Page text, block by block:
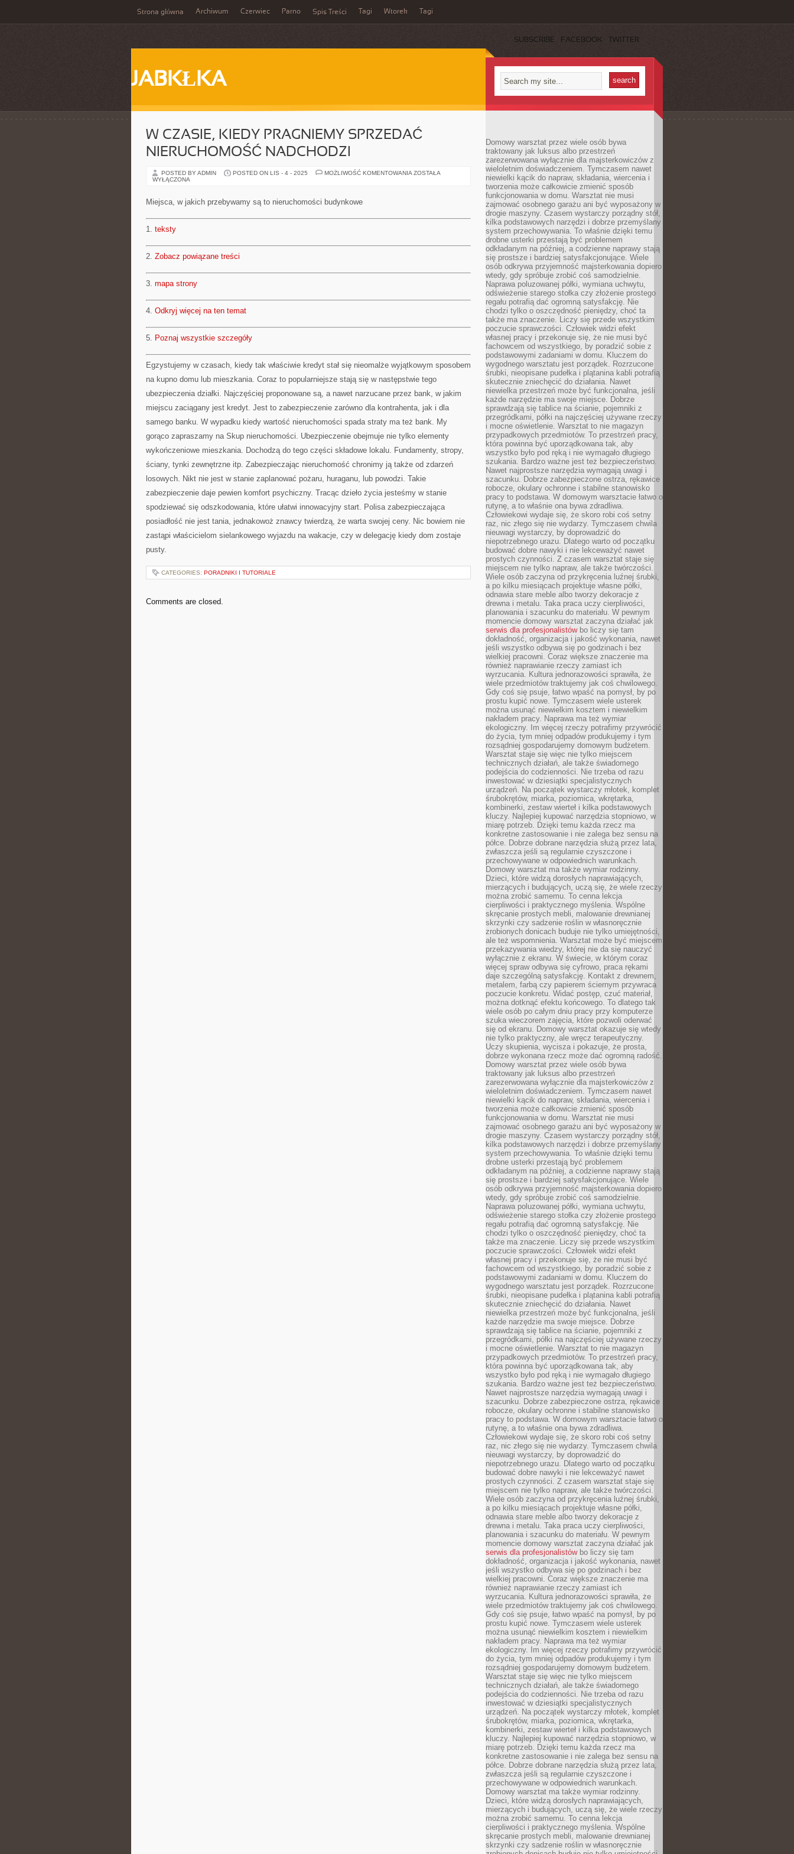
Strona główna Archiwum Czerwiec Parno Spis Treści Tagi Wtorek Tagi
SUBSCRIBE FACEBOOK TWITTER
JABKŁKA
W CZASIE, KIEDY PRAGNIEMY SPRZEDAĆ
NIERUCHOMOŚĆ NADCHODZI
POSTED BY ADMIN POSTED ON LIS - 4 - 2025 MOŻLIWOŚĆ KOMENTOWANIA W
ZOSTAŁA
WYŁĄCZONA
Miejsca, w jakich przebywamy są to nieruchomości budynkowe
1. teksty
2. Zobacz powiązane treści
3. mapa strony
4. Odkryj więcej na ten temat
5. Poznaj wszystkie szczegóły
Egzystujemy w czasach, kiedy tak właściwie kredyt stał się nieomalże wyjątkowym sposobem
na kupno domu lub mieszkania. Coraz to popularniejsze stają się w następstwie tego
ubezpieczenia działki. Najczęściej proponowane są, a nawet narzucane przez bank, w jakim
miejscu zaciągany jest kredyt. Jest to zabezpieczenie zarówno dla kontrahenta, jak i dla
samego banku. W wypadku kiedy wartość nieruchomości spada straty ma też bank. My
gorąco zapraszamy na Skup nieruchomości. Ubezpieczenie obejmuje nie tylko elementy
wykończeniowe mieszkania. Dochodzą do tego części składowe lokalu. Fundamenty, stropy,
ściany, tynki zewnętrzne itp. Zabezpieczając nieruchomość chronimy ją także od zdarzeń
losowych. Nikt nie jest w stanie zaplanować pożaru, huraganu, lub powodzi. Takie
zabezpieczenie daje pewien komfort psychiczny. Tracąc dzieło życia jesteśmy w stanie
spodziewać się odszkodowania, które ułatwi innowacyjny start. Polisa zabezpieczająca
posiadłość nie jest tania, jednakowoż znawcy twierdzą, że warta swojej ceny. Nic bowiem nie
zastąpi właścicielom sielankowego wyjazdu na wakacje, czy w delegację kiedy dom zostaje
pusty.
CATEGORIES: PORADNIKI I TUTORIALE
Comments are closed.
Domowy warsztat przez wiele osób bywa
traktowany jak luksus albo przestrzeń
zarezerwowana wyłącznie dla majsterkowiczów z
wieloletnim doświadczeniem. Tymczasem nawet
niewielki kącik do napraw, składania, wiercenia i
tworzenia może całkowicie zmienić sposób
funkcjonowania w domu. Warsztat nie musi
zajmować osobnego garażu ani być wyposażony w
drogie maszyny. Czasem wystarczy porządny stół,
kilka podstawowych narzędzi i dobrze przemyślany
system przechowywania. To właśnie dzięki temu
drobne usterki przestają być problemem
odkładanym na później, a codzienne naprawy stają
się prostsze i bardziej satysfakcjonujące. Wiele
osób odkrywa przyjemność majsterkowania dopiero
wtedy, gdy spróbuje zrobić coś samodzielnie.
Naprawa poluzowanej półki, wymiana uchwytu,
odświeżenie starego stołka czy złożenie prostego
regału potrafią dać ogromną satysfakcję. Nie
chodzi tylko o oszczędność pieniędzy, choć ta
także ma znaczenie. Liczy się przede wszystkim
poczucie sprawczości. Człowiek widzi efekt
własnej pracy i przekonuje się, że nie musi być
fachowcem od wszystkiego, by poradzić sobie z
podstawowymi zadaniami w domu. Kluczem do
wygodnego warsztatu jest porządek. Rozrzucone
śrubki, nieopisane pudełka i plątanina kabli potrafią
skutecznie zniechęcić do działania. Nawet
niewielka przestrzeń może być funkcjonalna, jeśli
każde narzędzie ma swoje miejsce. Dobrze
sprawdzają się tablice na ścianie, pojemniki z
przegródkami, półki na najczęściej używane rzeczy
i mocne oświetlenie. Warsztat to nie magazyn
przypadkowych przedmiotów. To przestrzeń pracy,
która powinna być uporządkowana tak, aby
wszystko było pod ręką i nie wymagało długiego
szukania. Bardzo ważne jest też bezpieczeństwo.
Nawet najprostsze narzędzia wymagają uwagi i
szacunku. Dobrze zabezpieczone ostrza, rękawice
robocze, okulary ochronne i stabilne stanowisko
pracy to podstawa. W domowym warsztacie łatwo o
rutynę, a to właśnie ona bywa zdradliwa.
Człowiekowi wydaje się, że skoro robi coś setny
raz, nic złego się nie wydarzy. Tymczasem chwila
nieuwagi wystarczy, by doprowadzić do
niepotrzebnego urazu. Dlatego warto od początku
budować dobre nawyki i nie lekceważyć nawet
prostych czynności. Z czasem warsztat staje się
miejscem nie tylko napraw, ale także twórczości.
Wiele osób zaczyna od przykręcenia luźnej śrubki,
a po kilku miesiącach projektuje własne półki,
odnawia stare meble albo tworzy dekoracje z
drewna i metalu. Taka praca uczy cierpliwości,
planowania i szacunku do materiału. W pewnym
momencie domowy warsztat zaczyna działać jak
serwis dla profesjonalistówbo liczy się tam
dokładność, organizacja i jakość wykonania, nawet
jeśli wszystko odbywa się po godzinach i bez
wielkiej pracowni. Coraz większe znaczenie ma
również naprawianie rzeczy zamiast ich
wyrzucania. Kultura jednorazowości sprawiła, że
wiele przedmiotów traktujemy jak coś chwilowego.
Gdy coś się psuje, łatwo wpaść na pomysł, by po
prostu kupić nowe. Tymczasem wiele usterek
można usunąć niewielkim kosztem i niewielkim
nakładem pracy. Naprawa ma też wymiar
ekologiczny. Im więcej rzeczy potrafimy przywrócić
do życia, tym mniej odpadów produkujemy i tym
rozsądniej gospodarujemy domowym budżetem.
Warsztat staje się więc nie tylko miejscem
technicznych działań, ale także świadomego
podejścia do codzienności. Nie trzeba od razu
inwestować w dziesiątki specjalistycznych
urządzeń. Na początek wystarczy młotek, komplet
śrubokrętów, miarka, poziomica, wkrętarka,
kombinerki, zestaw wierteł i kilka podstawowych
kluczy. Najlepiej kupować narzędzia stopniowo, w
miarę potrzeb. Dzięki temu każda rzecz ma
konkretne zastosowanie i nie zalega bez sensu na
półce. Dobrze dobrane narzędzia służą przez lata,
zwłaszcza jeśli są regularnie czyszczone i
przechowywane w odpowiednich warunkach.
Domowy warsztat ma także wymiar rodzinny.
Dzieci, które widzą dorosłych naprawiających,
mierzących i budujących, uczą się, że wiele rzeczy
można zrobić samemu. To cenna lekcja
cierpliwości i praktycznego myślenia. Wspólne
skręcanie prostych mebli, malowanie drewnianej
skrzynki czy sadzenie roślin w własnoręcznie
zrobionych donicach buduje nie tylko umiejętności,
ale też wspomnienia. Warsztat może być miejscem
przekazywania wiedzy, której nie da się nauczyć
wyłącznie z ekranu. W świecie, w którym coraz
więcej spraw odbywa się cyfrowo, praca rękami
daje szczególną satysfakcję. Kontakt z drewnem,
metalem, farbą czy papierem ściernym przywraca
poczucie konkretu. Widać postęp, czuć materiał,
można dotknąć efektu końcowego. To dlatego tak
wiele osób po całym dniu pracy przy komputerze
szuka wieczorem zajęcia, które pozwoli oderwać
się od ekranu. Domowy warsztat okazuje się wtedy
nie tylko praktyczny, ale wręcz terapeutyczny.
Uczy skupienia, wycisza i pokazuje, że prosta,
dobrze wykonana rzecz może dać ogromną radość.
Domowy warsztat przez wiele osób bywa
traktowany jak luksus albo przestrzeń
zarezerwowana wyłącznie dla majsterkowiczów z
wieloletnim doświadczeniem. Tymczasem nawet
niewielki kącik do napraw, składania, wiercenia i
tworzenia może całkowicie zmienić sposób
funkcjonowania w domu. Warsztat nie musi
zajmować osobnego garażu ani być wyposażony w
drogie maszyny. Czasem wystarczy porządny stół,
kilka podstawowych narzędzi i dobrze przemyślany
system przechowywania. To właśnie dzięki temu
drobne usterki przestają być problemem
odkładanym na później, a codzienne naprawy stają
się prostsze i bardziej satysfakcjonujące. Wiele
osób odkrywa przyjemność majsterkowania dopiero
wtedy, gdy spróbuje zrobić coś samodzielnie.
Naprawa poluzowanej półki, wymiana uchwytu,
odświeżenie starego stołka czy złożenie prostego
regału potrafią dać ogromną satysfakcję. Nie
chodzi tylko o oszczędność pieniędzy, choć ta
także ma znaczenie. Liczy się przede wszystkim
poczucie sprawczości. Człowiek widzi efekt
własnej pracy i przekonuje się, że nie musi być
fachowcem od wszystkiego, by poradzić sobie z
podstawowymi zadaniami w domu. Kluczem do
wygodnego warsztatu jest porządek. Rozrzucone
śrubki, nieopisane pudełka i plątanina kabli potrafią
skutecznie zniechęcić do działania. Nawet
niewielka przestrzeń może być funkcjonalna, jeśli
każde narzędzie ma swoje miejsce. Dobrze
sprawdzają się tablice na ścianie, pojemniki z
przegródkami, półki na najczęściej używane rzeczy
i mocne oświetlenie. Warsztat to nie magazyn
przypadkowych przedmiotów. To przestrzeń pracy,
która powinna być uporządkowana tak, aby
wszystko było pod ręką i nie wymagało długiego
szukania. Bardzo ważne jest też bezpieczeństwo.
Nawet najprostsze narzędzia wymagają uwagi i
szacunku. Dobrze zabezpieczone ostrza, rękawice
robocze, okulary ochronne i stabilne stanowisko
pracy to podstawa. W domowym warsztacie łatwo o
rutynę, a to właśnie ona bywa zdradliwa.
Człowiekowi wydaje się, że skoro robi coś setny
raz, nic złego się nie wydarzy. Tymczasem chwila
nieuwagi wystarczy, by doprowadzić do
niepotrzebnego urazu. Dlatego warto od początku
budować dobre nawyki i nie lekceważyć nawet
prostych czynności. Z czasem warsztat staje się
miejscem nie tylko napraw, ale także twórczości.
Wiele osób zaczyna od przykręcenia luźnej śrubki,
a po kilku miesiącach projektuje własne półki,
odnawia stare meble albo tworzy dekoracje z
drewna i metalu. Taka praca uczy cierpliwości,
planowania i szacunku do materiału. W pewnym
momencie domowy warsztat zaczyna działać jak
serwis dla profesjonalistówbo liczy się tam
dokładność, organizacja i jakość wykonania, nawet
jeśli wszystko odbywa się po godzinach i bez
wielkiej pracowni. Coraz większe znaczenie ma
również naprawianie rzeczy zamiast ich
wyrzucania. Kultura jednorazowości sprawiła, że
wiele przedmiotów traktujemy jak coś chwilowego.
Gdy coś się psuje, łatwo wpaść na pomysł, by po
prostu kupić nowe. Tymczasem wiele usterek
można usunąć niewielkim kosztem i niewielkim
nakładem pracy. Naprawa ma też wymiar
ekologiczny. Im więcej rzeczy potrafimy przywrócić
do życia, tym mniej odpadów produkujemy i tym
rozsądniej gospodarujemy domowym budżetem.
Warsztat staje się więc nie tylko miejscem
technicznych działań, ale także świadomego
podejścia do codzienności. Nie trzeba od razu
inwestować w dziesiątki specjalistycznych
urządzeń. Na początek wystarczy młotek, komplet
śrubokrętów, miarka, poziomica, wkrętarka,
kombinerki, zestaw wierteł i kilka podstawowych
kluczy. Najlepiej kupować narzędzia stopniowo, w
miarę potrzeb. Dzięki temu każda rzecz ma
konkretne zastosowanie i nie zalega bez sensu na
półce. Dobrze dobrane narzędzia służą przez lata,
zwłaszcza jeśli są regularnie czyszczone i
przechowywane w odpowiednich warunkach.
Domowy warsztat ma także wymiar rodzinny.
Dzieci, które widzą dorosłych naprawiających,
mierzących i budujących, uczą się, że wiele rzeczy
można zrobić samemu. To cenna lekcja
cierpliwości i praktycznego myślenia. Wspólne
skręcanie prostych mebli, malowanie drewnianej
skrzynki czy sadzenie roślin w własnoręcznie